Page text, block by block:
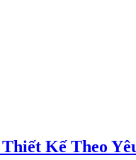
Kế Theo